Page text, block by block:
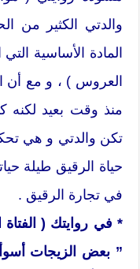
والدتي الكثير من
المادة الأساسية
العروس ) ، و مع أن
منذ وقت بعيد لكنه
تكن والدتي و هي
حياة الرقيق طيلة
في تجارة الرقيق .
* في روايتك ( الفتاة
” بعض الزيجات